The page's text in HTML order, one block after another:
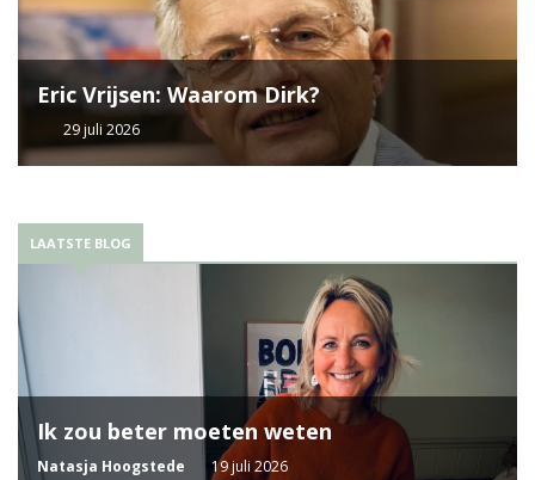
Eric Vrijsen: Waarom Dirk?
29 juli 2026
LAATSTE BLOG
Ik zou beter moeten weten
Natasja Hoogstede 19 juli 2026